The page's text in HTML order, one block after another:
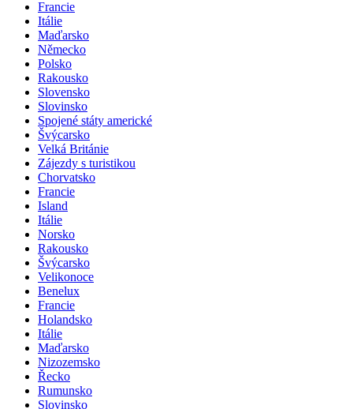
Francie
Itálie
Maďarsko
Německo
Polsko
Rakousko
Slovensko
Slovinsko
Spojené státy americké
Švýcarsko
Velká Británie
Zájezdy s turistikou
Chorvatsko
Francie
Island
Itálie
Norsko
Rakousko
Švýcarsko
Velikonoce
Benelux
Francie
Holandsko
Itálie
Maďarsko
Nizozemsko
Řecko
Rumunsko
Slovinsko